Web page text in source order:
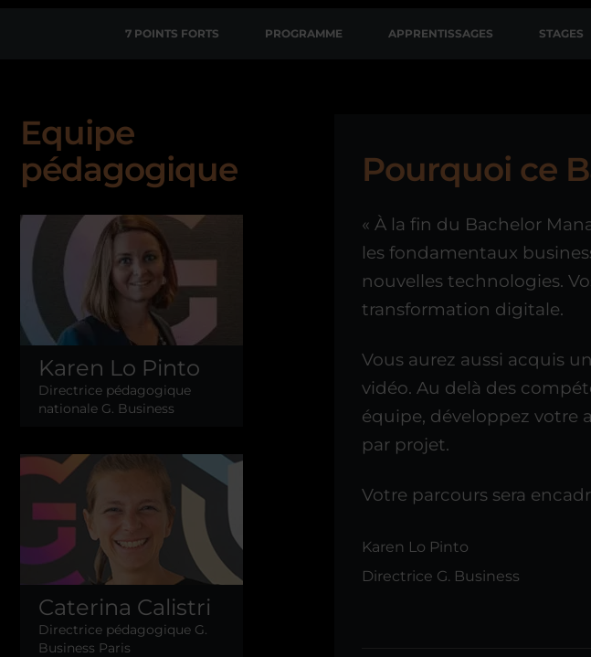
7 POINTS FORTS PROGRAMME APPRENTISSAGES STAGES
Equipe
pédagogique
Karen Lo Pinto
Directrice pédagogique
nationale G. Business
Caterina Calistri
Directrice pédagogique G.
Business Paris
Pourquoi ce
« À la fin du Bachelor
les fondamentaux
nouvelles technologies.
transformation digitale.
Vous aurez aussi acquis
vidéo. Au delà des
équipe, développez votre
par projet.
Votre parcours sera
Karen Lo Pinto
Directrice G. Business